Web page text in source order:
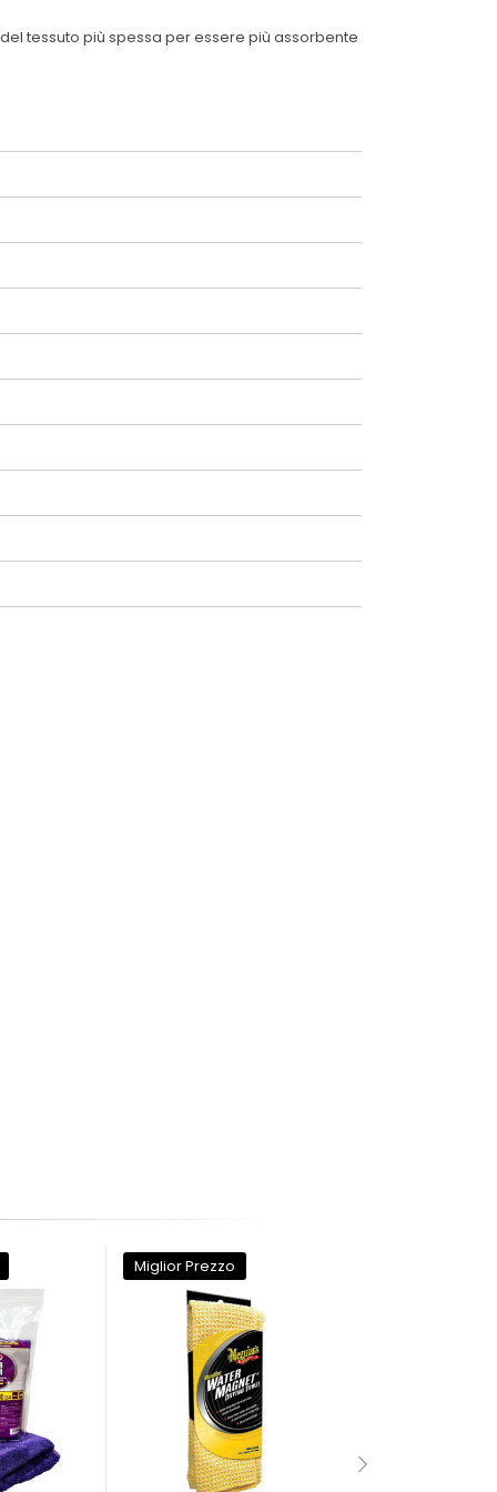
tessuto più spessa per essere più assorbente
Miglior Prezzo